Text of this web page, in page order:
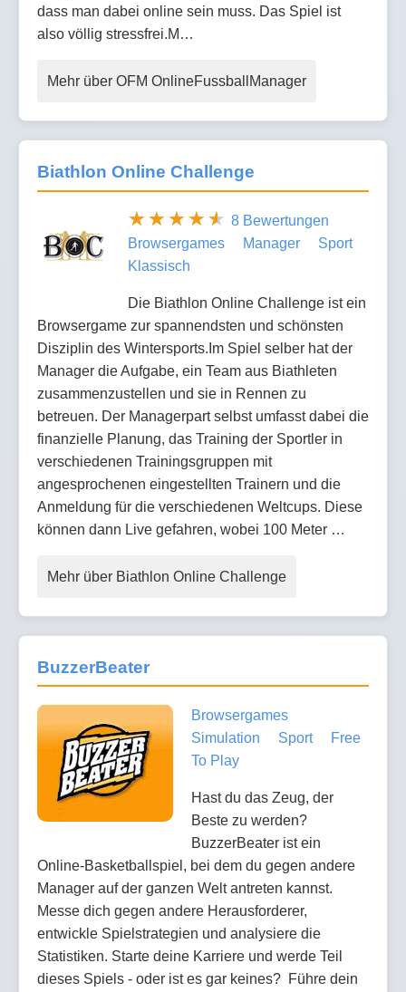
dass man dabei online sein muss. Das Spiel ist
also völlig stressfrei.M…
Mehr über OFM OnlineFussballManager
Biathlon Online Challenge
8 Bewertungen
Browsergames
Manager
Sport
Klassisch
Die Biathlon Online Challenge ist ein
Browsergame zur spannendsten und schönsten
Disziplin des Wintersports.Im Spiel selber hat der
Manager die Aufgabe, ein Team aus Biathleten
zusammenzustellen und sie in Rennen zu
betreuen. Der Managerpart selbst umfasst dabei die
finanzielle Planung, das Training der Sportler in
verschiedenen Trainingsgruppen mit
angesprochenen eingestellten Trainern und die
Anmeldung für die verschiedenen Weltcups. Diese
können dann Live gefahren, wobei 100 Meter …
Mehr über Biathlon Online Challenge
BuzzerBeater
Browsergames
Simulation
Sport
Free
To Play
Hast du das Zeug, der
Beste zu werden?
BuzzerBeater ist ein
Online-Basketballspiel, bei dem du gegen andere
Manager auf der ganzen Welt antreten kannst.
Messe dich gegen andere Herausforderer,
entwickle Spielstrategien und analysiere die
Statistiken. Starte deine Karriere und werde Teil
dieses Spiels - oder ist es gar keines? Führe dein